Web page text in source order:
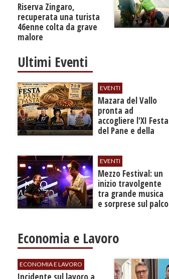
​Riserva Zingaro,
recuperata una turista
46enne colta da grave
malore
Ultimi Eventi
EVENTI
Mazara del Vallo
pronta ad
accogliere l'XI Festa
del Pane e della
EVENTI
Mezzo Festival: un
inizio travolgente
tra grande musica
e sorprese sul palco
Economia e Lavoro
ECONOMIA E LAVORO
​Incidente sul lavoro a